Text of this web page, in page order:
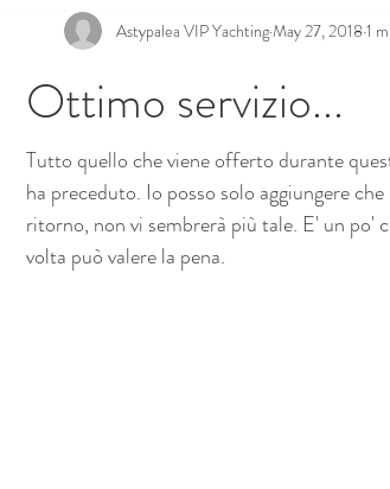
Ottimo servizio...
Astypalea VIP YachtingMay 27, 2018 1
Tutto quello che viene offerto durante
ha preceduto. Io posso solo aggiungere
ritorno, non vi sembrerà più tale. E' un po'
volta può valere la pena.